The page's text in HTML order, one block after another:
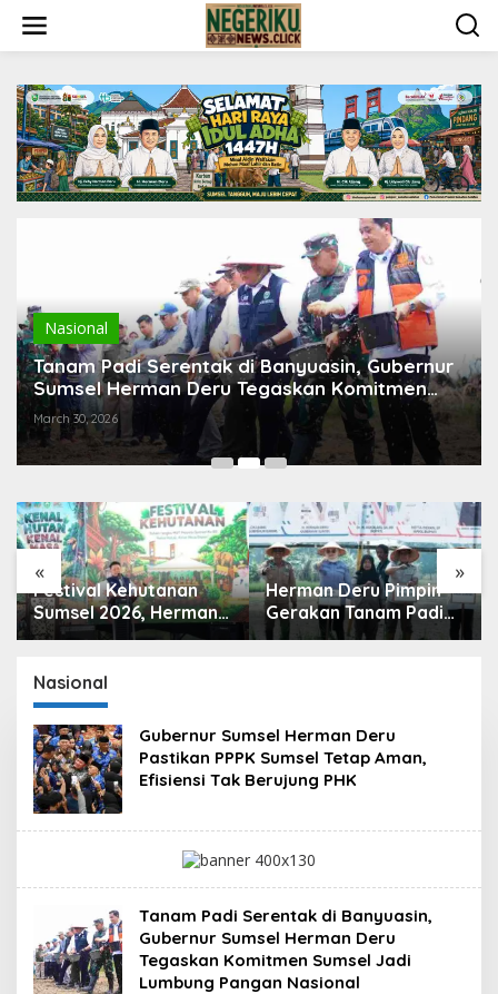
i
Nasional
Tanam Padi Serentak di Banyuasin, Gubernur
Sumsel Herman Deru Tegaskan Komitmen
Sumsel Jadi Lumbung Pangan Nasional
March 30, 2026
« »
Festival Kehutanan
Sumsel 2026, Herman
Deru Ajak Generasi
Hutan
Herman Deru Pimpin
Gerakan Tanam Padi
Serentak Sumbagsel,
Nasional
Gubernur Sumsel Herman Deru
Pastikan PPPK Sumsel Tetap Aman,
Efisiensi Tak Berujung PHK
Tanam Padi Serentak di Banyuasin,
Gubernur Sumsel Herman Deru
Tegaskan Komitmen Sumsel Jadi
Lumbung Pangan Nasional